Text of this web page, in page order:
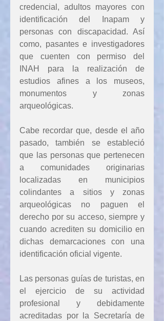
credencial, adultos mayores con
identificación del Inapam y
personas con discapacidad. Así
como, pasantes e investigadores
que cuenten con permiso del
INAH para la realización de
estudios afines a los museos,
monumentos y zonas
arqueológicas.
Cabe recordar que, desde el año
pasado, también se estableció
que las personas que pertenecen
a comunidades originarias
localizadas en municipios
colindantes a sitios y zonas
arqueológicas no paguen el
derecho por su acceso, siempre y
cuando acrediten su domicilio en
dichas demarcaciones con una
identificación oficial vigente.
Las personas guías de turistas, en
el ejercicio de su actividad
profesional y debidamente
acreditadas por la Secretaría de